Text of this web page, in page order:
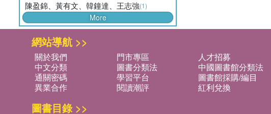
陳盈錦、黃有文、韓鐘達、王志強(1)
More
網站導航 >>
關於我們 門市專區 人才招募
中文分類
圖書分類法 中國圖書館分類法
通關密碼
學習平台 圖書館採購/編目
異業合作
閱讀潮評 紅利兌換
圖書目錄 >>